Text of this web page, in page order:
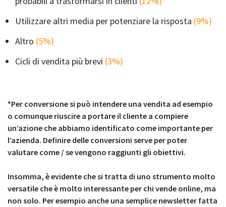
Utilizzare altri media per potenziare la risposta (9%)
Altro (5%)
Cicli di vendita più brevi (3%)
*Per conversione si può intendere una vendita ad esempio
o comunque riuscire a portare il cliente a compiere
un’azione che abbiamo identificato come importante per
l’azienda. Definire delle conversioni serve per poter
valutare come / se vengono raggiunti gli obiettivi.
Insomma, è evidente che si tratta di uno strumento molto
versatile che è molto interessante per chi vende online, ma
non solo. Per esempio anche una semplice newsletter fatta